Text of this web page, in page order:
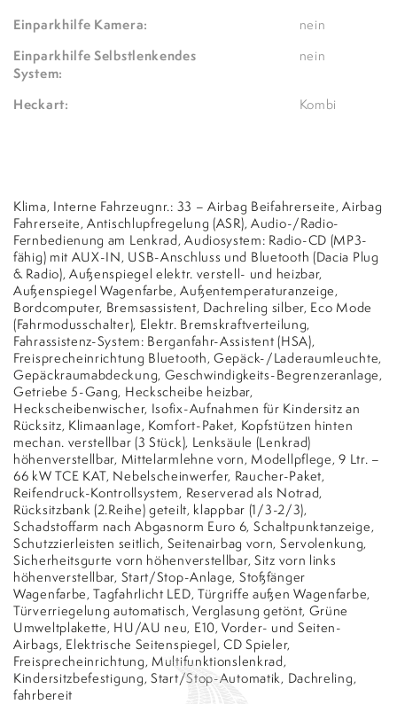
Einparkhilfe Kamera: nein
Einparkhilfe Selbstlenkendes
System:
nein
Heckart: Kombi
Klima, Interne Fahrzeugnr.: 33 – Airbag Beifahrerseite, Airbag
Fahrerseite, Antischlupfregelung (ASR), Audio-/Radio-
Fernbedienung am Lenkrad, Audiosystem: Radio-CD (MP3-
fähig) mit AUX-IN, USB-Anschluss und Bluetooth (Dacia Plug
& Radio), Außenspiegel elektr. verstell- und heizbar,
Außenspiegel Wagenfarbe, Außentemperaturanzeige,
Bordcomputer, Bremsassistent, Dachreling silber, Eco Mode
(Fahrmodusschalter), Elektr. Bremskraftverteilung,
Fahrassistenz-System: Berganfahr-Assistent (HSA),
Freisprecheinrichtung Bluetooth, Gepäck-/Laderaumleuchte,
Gepäckraumabdeckung, Geschwindigkeits-Begrenzeranlage,
Getriebe 5-Gang, Heckscheibe heizbar,
Heckscheibenwischer, Isofix-Aufnahmen für Kindersitz an
Rücksitz, Klimaanlage, Komfort-Paket, Kopfstützen hinten
mechan. verstellbar (3 Stück), Lenksäule (Lenkrad)
höhenverstellbar, Mittelarmlehne vorn, Modellpflege, 9 Ltr. –
66 kW TCE KAT, Nebelscheinwerfer, Raucher-Paket,
Reifendruck-Kontrollsystem, Reserverad als Notrad,
Rücksitzbank (2.Reihe) geteilt, klappbar (1/3-2/3),
Schadstoffarm nach Abgasnorm Euro 6, Schaltpunktanzeige,
Schutzzierleisten seitlich, Seitenairbag vorn, Servolenkung,
Sicherheitsgurte vorn höhenverstellbar, Sitz vorn links
höhenverstellbar, Start/Stop-Anlage, Stoßfänger
Wagenfarbe, Tagfahrlicht LED, Türgriffe außen Wagenfarbe,
Türverriegelung automatisch, Verglasung getönt, Grüne
Umweltplakette, HU/AU neu, E10, Vorder- und Seiten-
Airbags, Elektrische Seitenspiegel, CD Spieler,
Freisprecheinrichtung, Multifunktionslenkrad,
Kindersitzbefestigung, Start/Stop-Automatik, Dachreling,
fahrbereit